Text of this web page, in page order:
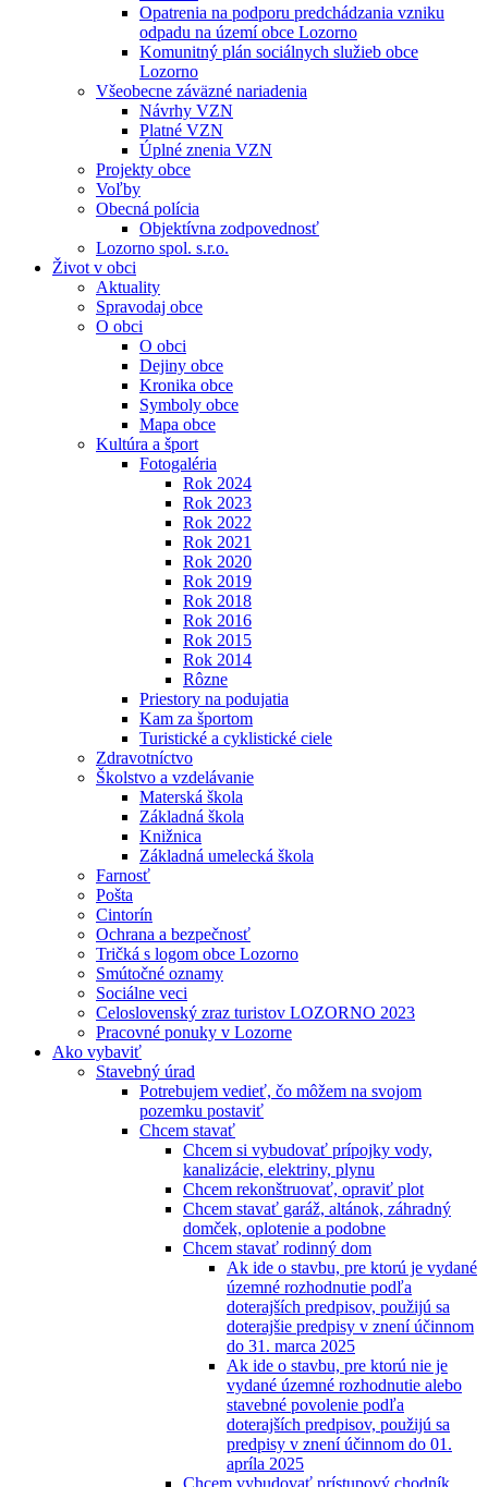
Opatrenia na podporu predchádzania vzniku
odpadu na území obce Lozorno
Komunitný plán sociálnych služieb obce
Lozorno
Všeobecne záväzné nariadenia
Návrhy VZN
Platné VZN
Úplné znenia VZN
Projekty obce
Voľby
Obecná polícia
Objektívna zodpovednosť
Lozorno spol. s.r.o.
Život v obci
Aktuality
Spravodaj obce
O obci
O obci
Dejiny obce
Kronika obce
Symboly obce
Mapa obce
Kultúra a šport
Fotogaléria
Rok 2024
Rok 2023
Rok 2022
Rok 2021
Rok 2020
Rok 2019
Rok 2018
Rok 2016
Rok 2015
Rok 2014
Rôzne
Priestory na podujatia
Kam za športom
Turistické a cyklistické ciele
Zdravotníctvo
Školstvo a vzdelávanie
Materská škola
Základná škola
Knižnica
Základná umelecká škola
Farnosť
Pošta
Cintorín
Ochrana a bezpečnosť
Tričká s logom obce Lozorno
Smútočné oznamy
Sociálne veci
Celoslovenský zraz turistov LOZORNO 2023
Pracovné ponuky v Lozorne
Ako vybaviť
Stavebný úrad
Potrebujem vedieť, čo môžem na svojom
pozemku postaviť
Chcem stavať
Chcem si vybudovať prípojky vody,
kanalizácie, elektriny, plynu
Chcem rekonštruovať, opraviť plot
Chcem stavať garáž, altánok, záhradný
domček, oplotenie a podobne
Chcem stavať rodinný dom
Ak ide o stavbu, pre ktorú je vydané
územné rozhodnutie podľa
doterajších predpisov, použijú sa
doterajšie predpisy v znení účinnom
do 31. marca 2025
Ak ide o stavbu, pre ktorú nie je
vydané územné rozhodnutie alebo
stavebné povolenie podľa
doterajších predpisov, použijú sa
predpisy v znení účinnom do 01.
apríla 2025
Chcem vybudovať prístupový chodník,